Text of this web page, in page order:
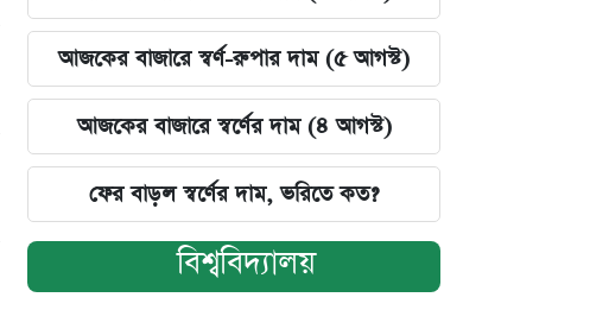
আজকের বাজারে স্বর্ণ-রুপার দাম (৫ আগস্ট)
আজকের বাজারে স্বর্ণের দাম (৪ আগস্ট)
ফের বাড়ল স্বর্ণের দাম, ভরিতে কত?
বিশ্ববিদ্যালয়